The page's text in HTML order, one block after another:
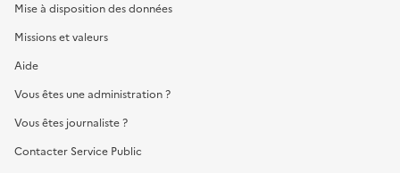
Mise à disposition des données
Missions et valeurs
Aide
Vous êtes une administration ?
Vous êtes journaliste ?
Contacter Service Public